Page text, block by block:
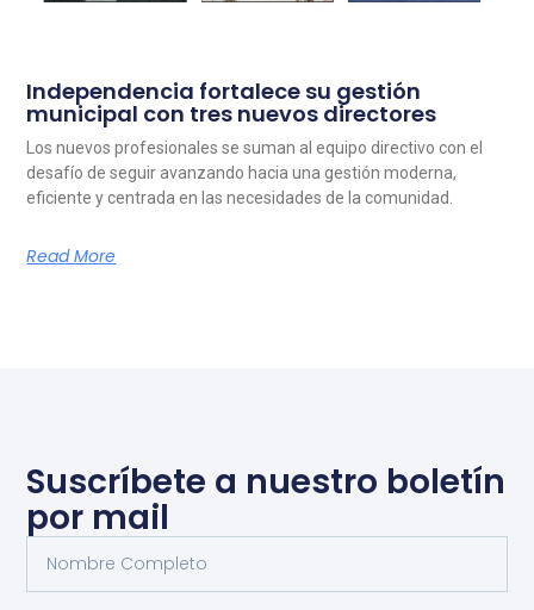
Independencia fortalece su gestión
municipal con tres nuevos directores
Los nuevos profesionales se suman al equipo directivo con el
desafío de seguir avanzando hacia una gestión moderna,
eficiente y centrada en las necesidades de la comunidad.
Read More
Suscríbete a nuestro boletín
por mail